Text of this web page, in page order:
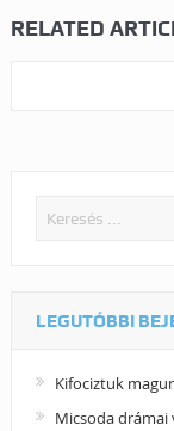
RELATED
LEGUTÓBBI
Kifociztuk
Micsoda